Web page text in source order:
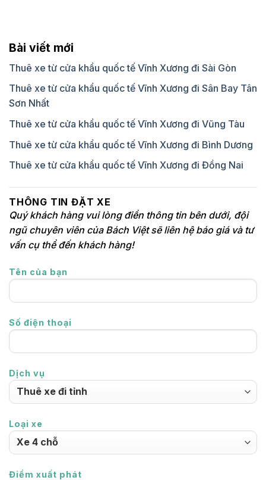
Bài viết mới
Thuê xe từ cửa khẩu quốc tế Vĩnh Xương đi Sài Gòn
Thuê xe từ cửa khẩu quốc tế Vĩnh Xương đi Sân Bay Tân
Sơn Nhất
Thuê xe từ cửa khẩu quốc tế Vĩnh Xương đi Vũng Tàu
Thuê xe từ cửa khẩu quốc tế Vĩnh Xương đi Bình Dương
Thuê xe từ cửa khẩu quốc tế Vĩnh Xương đi Đồng Nai
THÔNG TIN ĐẶT XE
Quý khách hàng vui lòng điền thông tin bên dưới, đội
ngũ chuyên viên của Bách Việt sẽ liên hệ báo giá và tư
vấn cụ thể đến khách hàng!
Tên của bạn
Số điện thoại
Dịch vụ
Loại xe
Điểm xuất phát